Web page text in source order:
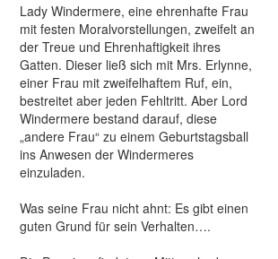
Lady Windermere, eine ehrenhafte Frau
mit festen Moralvorstellungen, zweifelt an
der Treue und Ehrenhaftigkeit ihres
Gatten. Dieser ließ sich mit Mrs. Erlynne,
einer Frau mit zweifelhaftem Ruf, ein,
bestreitet aber jeden Fehltritt. Aber Lord
Windermere bestand darauf, diese
„andere Frau“ zu einem Geburtstagsball
ins Anwesen der Windermeres
einzuladen.
Was seine Frau nicht ahnt: Es gibt einen
guten Grund für sein Verhalten….